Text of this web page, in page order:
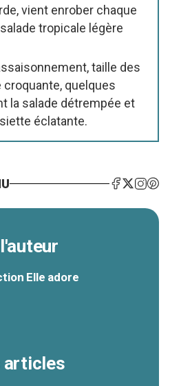
vient enrober chaque
tropicale légère
taille des
quelques
la salade détrempée et
éclatante.
Elle adore
articles